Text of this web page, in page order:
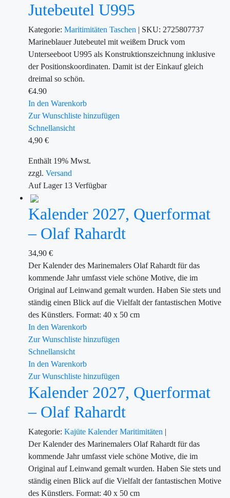
Jutebeutel U995
Kategorie: Maritimitäten Taschen | SKU: 2725807737
Marineblauer Jutebeutel mit weißem Druck vom
Unterseeboot U995 als Konstruktionszeichnung inklusive
der Positionskoordinaten. Damit ist der Einkauf gleich
dreimal so schön.
€4.90
In den Warenkorb
Zur Wunschliste hinzufügen
Schnellansicht
4,90 €
Enthält 19% Mwst.
zzgl. Versand
Auf Lager13 Verfügbar
Kalender 2027, Querformat
– Olaf Rahardt
34,90 €
Der Kalender des Marinemalers Olaf Rahardt für das
kommende Jahr umfasst viele schöne Motive, die im
Original auf Leinwand gemalt wurden. Haben Sie stets und
ständig einen Blick auf die Vielfalt der fantastischen Motive
des Künstlers. Format: 40 x 50 cm
In den Warenkorb
Zur Wunschliste hinzufügen
Schnellansicht
In den Warenkorb
Zur Wunschliste hinzufügen
Kalender 2027, Querformat
– Olaf Rahardt
Kategorie: Kajüte KalenderMaritimitäten |
Der Kalender des Marinemalers Olaf Rahardt für das
kommende Jahr umfasst viele schöne Motive, die im
Original auf Leinwand gemalt wurden. Haben Sie stets und
ständig einen Blick auf die Vielfalt der fantastischen Motive
des Künstlers. Format: 40 x 50 cm